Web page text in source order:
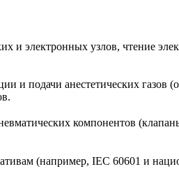
и электронных узлов, чтение
и подачи анестетических
компонентов
(например, IEC 60601 и